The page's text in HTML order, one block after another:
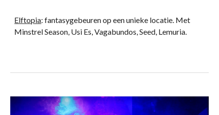
Elftopia: fantasygebeuren op een unieke locatie. Met
Minstrel Season, Usi Es, Vagabundos, Seed, Lemuria.